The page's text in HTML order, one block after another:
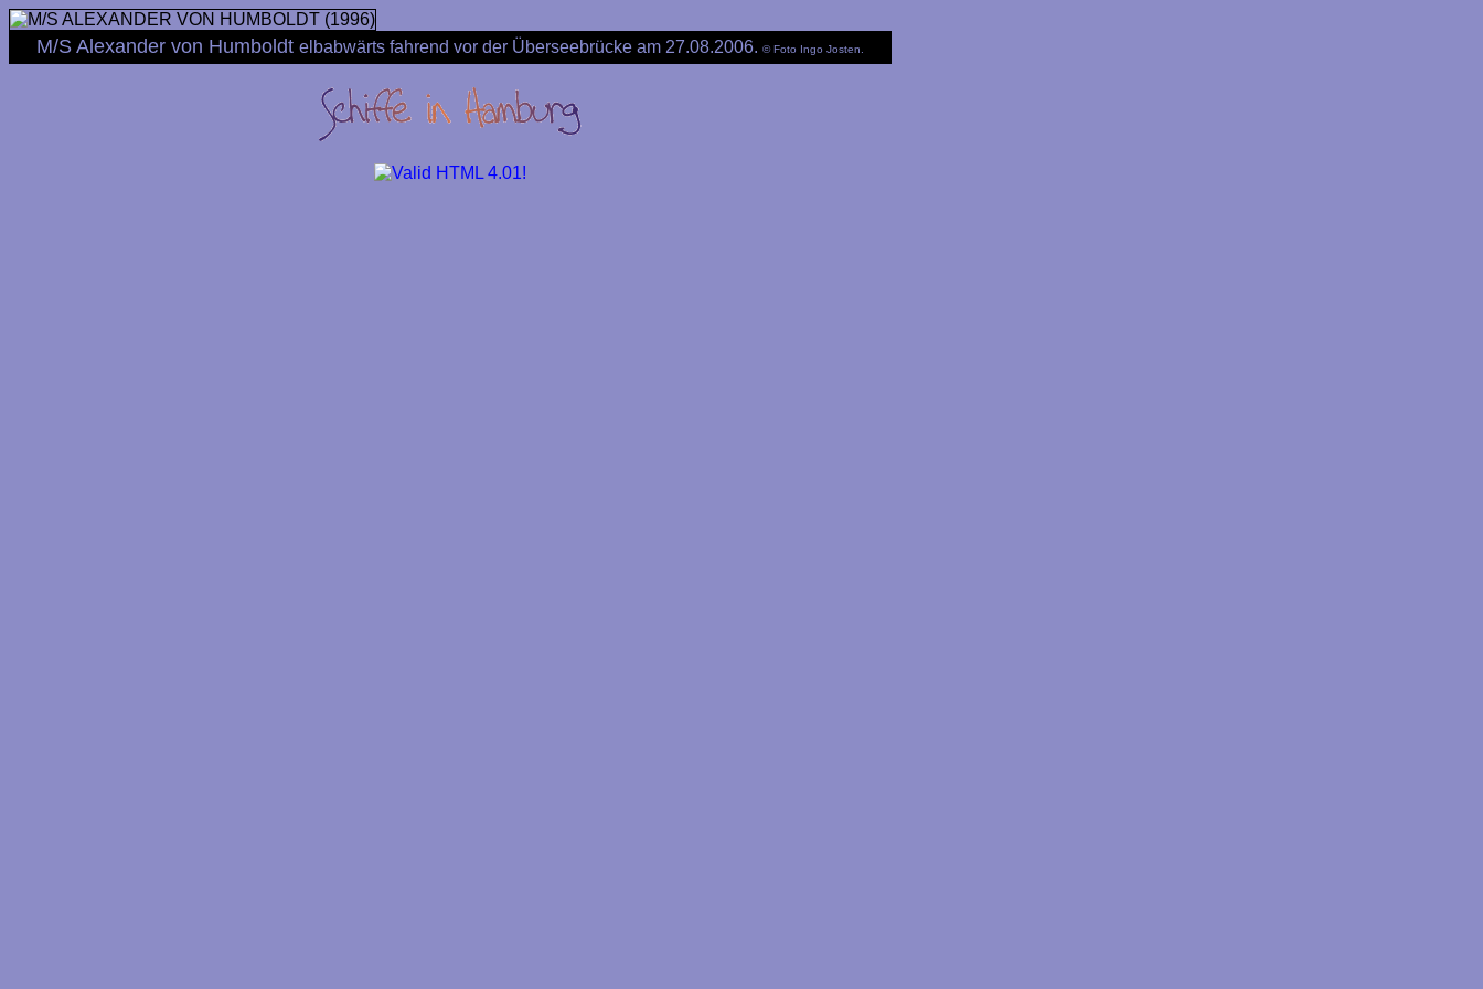
M/S Alexander von Humboldt elbabwärts fahrend vor der Überseebrücke am 27.08.2006. © Foto Ingo Josten.